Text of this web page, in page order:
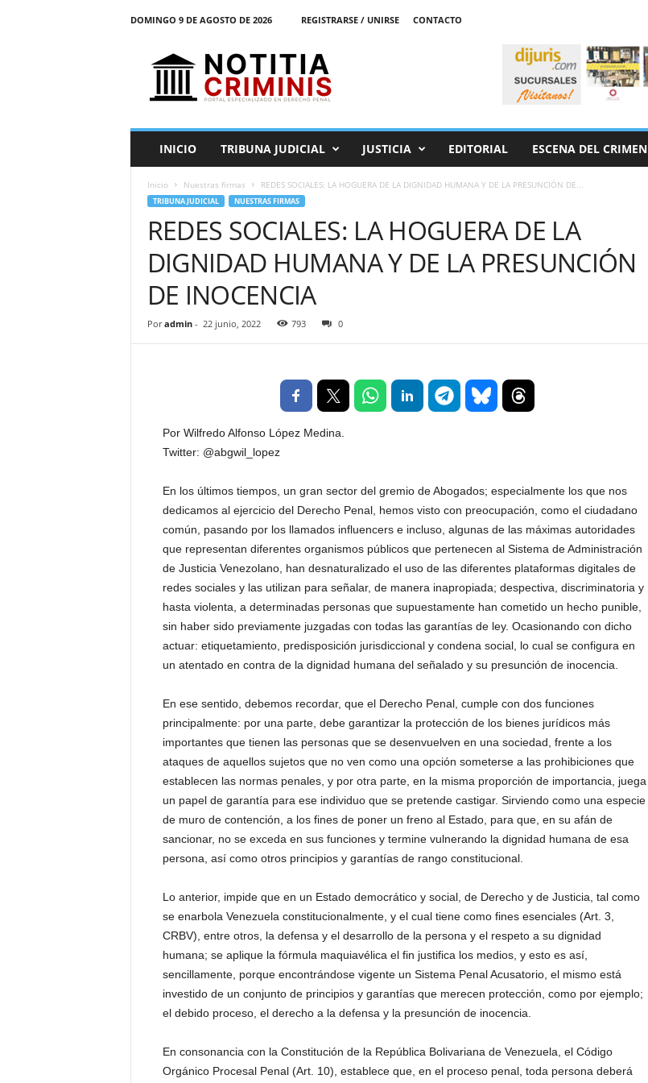
DOMINGO 9 DE AGOSTO DE 2026 REGISTRARSE / UNIRSE
CONTACTO
o
INICIO TRIBUNA JUDICIAL JUSTICIA EDITORIAL ESCENA DEL CRIMEN
Inicio Nuestras firmas REDES SOCIALES: LA HOGUERA DE LA DIGNIDAD HUMANA Y DE LA PRESUNCIÓN DE...
TRIBUNA JUDICIAL NUESTRAS FIRMAS
REDES SOCIALES: LA HOGUERA DE LA
DIGNIDAD HUMANA Y DE LA PRESUNCIÓN
DE INOCENCIA
Por admin- 22 junio, 2022 793 0
Por Wilfredo Alfonso López Medina.
Twitter: @abgwil_lopez
En los últimos tiempos, un gran sector del gremio de Abogados; especialmente los que nos
dedicamos al ejercicio del Derecho Penal, hemos visto con preocupación, como el ciudadano
común, pasando por los llamados influencers e incluso, algunas de las máximas autoridades
que representan diferentes organismos públicos que pertenecen al Sistema de Administración
de Justicia Venezolano, han desnaturalizado el uso de las diferentes plataformas digitales de
redes sociales y las utilizan para señalar, de manera inapropiada; despectiva, discriminatoria y
hasta violenta, a determinadas personas que supuestamente han cometido un hecho punible,
sin haber sido previamente juzgadas con todas las garantías de ley. Ocasionando con dicho
actuar: etiquetamiento, predisposición jurisdiccional y condena social, lo cual se configura en
un atentado en contra de la dignidad humana del señalado y su presunción de inocencia.
En ese sentido, debemos recordar, que el Derecho Penal, cumple con dos funciones
principalmente: por una parte, debe garantizar la protección de los bienes jurídicos más
importantes que tienen las personas que se desenvuelven en una sociedad, frente a los
ataques de aquellos sujetos que no ven como una opción someterse a las prohibiciones que
establecen las normas penales, y por otra parte, en la misma proporción de importancia, juega
un papel de garantía para ese individuo que se pretende castigar. Sirviendo como una especie
de muro de contención, a los fines de poner un freno al Estado, para que, en su afán de
sancionar, no se exceda en sus funciones y termine vulnerando la dignidad humana de esa
persona, así como otros principios y garantías de rango constitucional.
Lo anterior, impide que en un Estado democrático y social, de Derecho y de Justicia, tal como
se enarbola Venezuela constitucionalmente, y el cual tiene como fines esenciales (Art. 3,
CRBV), entre otros, la defensa y el desarrollo de la persona y el respeto a su dignidad
humana; se aplique la fórmula maquiavélica el fin justifica los medios, y esto es así,
sencillamente, porque encontrándose vigente un Sistema Penal Acusatorio, el mismo está
investido de un conjunto de principios y garantías que merecen protección, como por ejemplo;
el debido proceso, el derecho a la defensa y la presunción de inocencia.
En consonancia con la Constitución de la República Bolivariana de Venezuela, el Código
Orgánico Procesal Penal (Art. 10), establece que, en el proceso penal, toda persona deberá